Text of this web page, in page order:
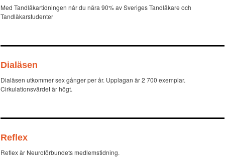
Med Tandläkartidningen når du nära 90% av Sveriges Tandläkare och
Tandläkarstudenter
Dialäsen
Dialäsen utkommer sex gånger per år. Upplagan är 2 700 exemplar.
Cirkulationsvärdet är högt.
Reflex
Reflex är Neuroförbundets medlemstidning.